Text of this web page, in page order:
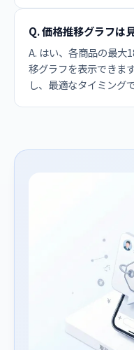
Q. 価格推移グラフは
A. はい、各商品の最大
移グラフを表示できま
し、最適なタイミング